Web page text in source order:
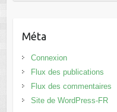
Méta
Connexion
Flux des publications
Flux des commentaires
Site de WordPress-FR